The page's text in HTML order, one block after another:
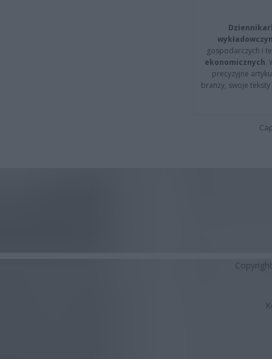
gospodarczych i
ekonomicznych.
precyzyjne
branży, swoje